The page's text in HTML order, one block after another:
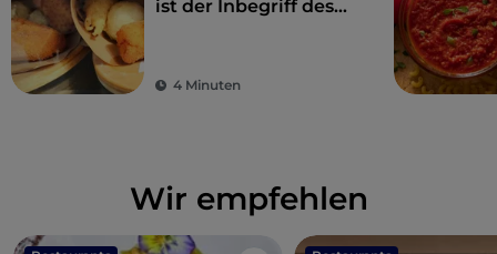
ist der Inbegriff des
4 Minuten
Wir empfehlen